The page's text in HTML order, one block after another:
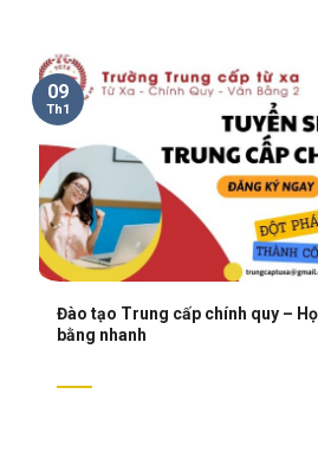
Đào tạo Trung cấp chính quy –
bằng nhanh
09
Th1